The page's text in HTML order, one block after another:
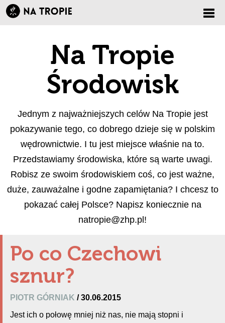
Na Tropie
Środowisk
Jednym z najważniejszych celów Na Tropie jest
pokazywanie tego, co dobrego dzieje się w polskim
wędrownictwie. I tu jest miejsce właśnie na to.
Przedstawiamy środowiska, które są warte uwagi.
Robisz ze swoim środowiskiem coś, co jest ważne,
duże, zauważalne i godne zapamiętania? I chcesz to
pokazać całej Polsce? Napisz koniecznie na
natropie@zhp.pl !
Po co Czechowi
sznur?
PIOTR GÓRNIAK / 30.06.2015
Jest ich o połowę mniej niż nas, nie mają stopni i